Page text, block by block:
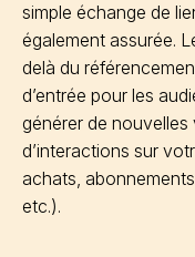
simple échange de
également assurée.
delà du
d’entrée pour les
générer de
d’interactions sur
achats,
etc.).